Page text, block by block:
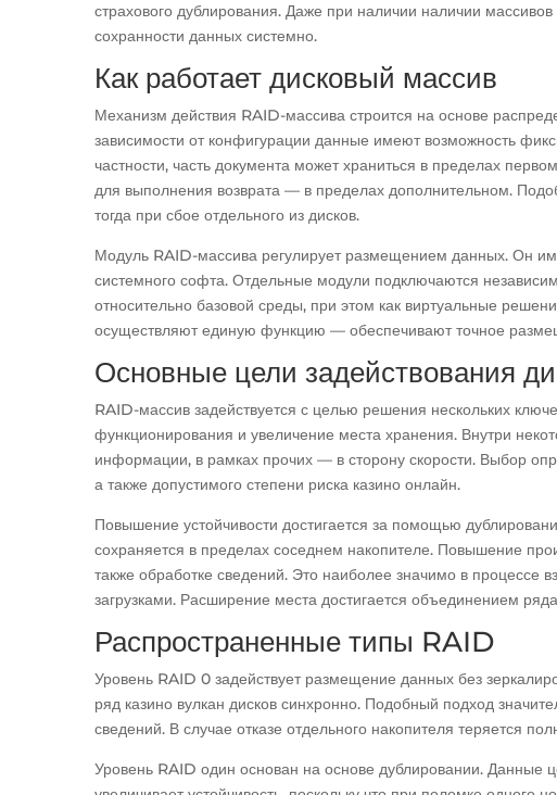
страхового дублирования. Даже при наличии наличии
сохранности данных системно.
Как работает дисковый массив
Механизм действия RAID-массива строится на основе
зависимости от конфигурации данные имеют возможность
частности, часть документа может храниться в пределах
для выполнения возврата — в пределах дополнительном.
тогда при сбое отдельного из дисков.
Модуль RAID-массива регулирует размещением данных. Он
системного софта. Отдельные модули подключаются
относительно базовой среды, при этом как виртуальные
осуществляют единую функцию — обеспечивают точное
Основные цели задействования
RAID-массив задействуется с целью решения нескольких
функционирования и увеличение места хранения. Внутри
информации, в рамках прочих — в сторону скорости. Выбор
а также допустимого степени риска казино онлайн.
Повышение устойчивости достигается за помощью
сохраняется в пределах соседнем накопителе. Повышение
также обработке сведений. Это наиболее значимо в
загрузками. Расширение места достигается объединением
Распространенные типы RAID
Уровень RAID 0 задействует размещение данных без
ряд казино вулкан дисков синхронно. Подобный подход
сведений. В случае отказе отдельного накопителя теряется
Уровень RAID один основан на основе дублировании. Данные